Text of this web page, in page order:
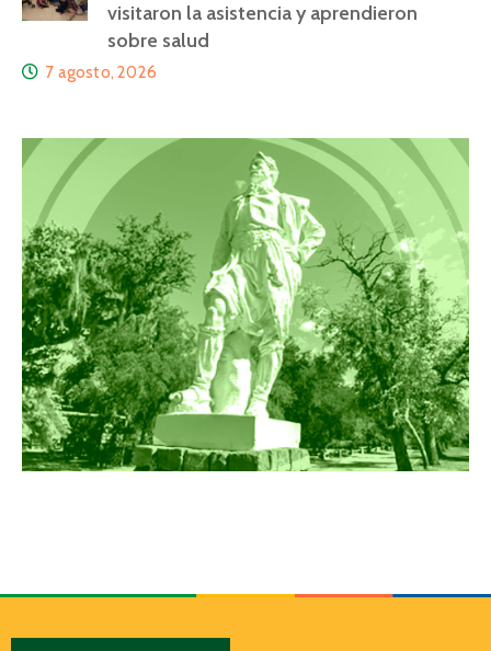
visitaron la asistencia y aprendieron
sobre salud
7 agosto, 2026